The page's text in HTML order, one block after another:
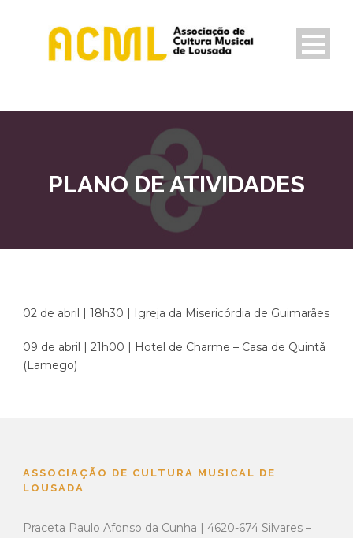
PLANO DE ATIVIDADES
02 de abril | 18h30 | Igreja da Misericórdia de Guimarães
09 de abril | 21h00 | Hotel de Charme – Casa de Quintã
(Lamego)
ASSOCIAÇÃO DE CULTURA MUSICAL DE
LOUSADA
Praceta Paulo Afonso da Cunha | 4620-674 Silvares –